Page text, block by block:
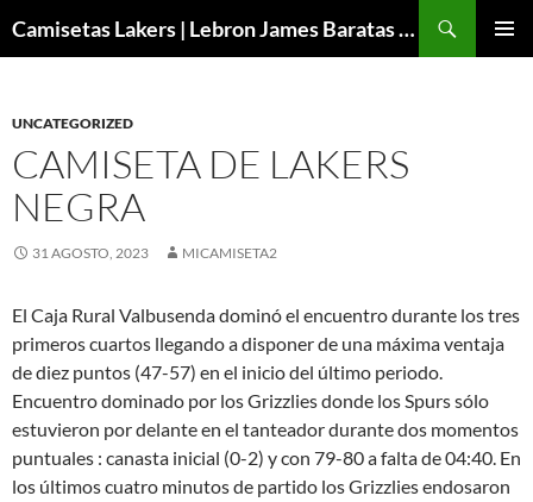
Camisetas Lakers | Lebron James Baratas 2024 – Micamisetanba
UNCATEGORIZED
CAMISETA DE LAKERS
NEGRA
31 AGOSTO, 2023 MICAMISETA2
El Caja Rural Valbusenda dominó el encuentro durante los tres
primeros cuartos llegando a disponer de una máxima ventaja
de diez puntos (47-57) en el inicio del último periodo.
Encuentro dominado por los Grizzlies donde los Spurs sólo
estuvieron por delante en el tanteador durante dos momentos
puntuales : canasta inicial (0-2) y con 79-80 a falta de 04:40. En
los últimos cuatro minutos de partido los Grizzlies endosaron